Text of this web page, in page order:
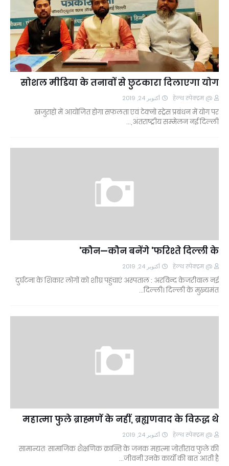
सोशल मीडिया के तनावों से छुटकारा दिलाएगा योग
@ हेल्थ स्पेक्ट्रम أكتوبر 24, 2019
खजुराहो में आयोजित होगा सफलता एवं टेक्नो स्ट्रेस प्रबंधन में योग पर
अंतराष्ट्रीय सम्मेलन नई दिल्ली,…
कौन—कौन बनेंगे 'फरिश्ते दिल्ली के'
@ हेल्थ स्पेक्ट्रम أكتوبر 24, 2019
दुर्घटना के शिकार लोगों को शीघ्र पहुंचाएं अस्पताल : अर​विन्द केजरीवाल नई
दिल्ली। दिल्ली के मुख्यमंत…
महात्मा फुले ब्राह्मणें के नहीं, ब्रह्यणवाद के विरूद्ध थे
@ हेल्थ स्पेक्ट्रम أكتوبر 24, 2019
सामान्यतः सामाजिक शैक्षणिक क्रान्ति के जनक महात्मा जोतीराव फुले की
जीवनी उनके कार्यों की बात आती है…